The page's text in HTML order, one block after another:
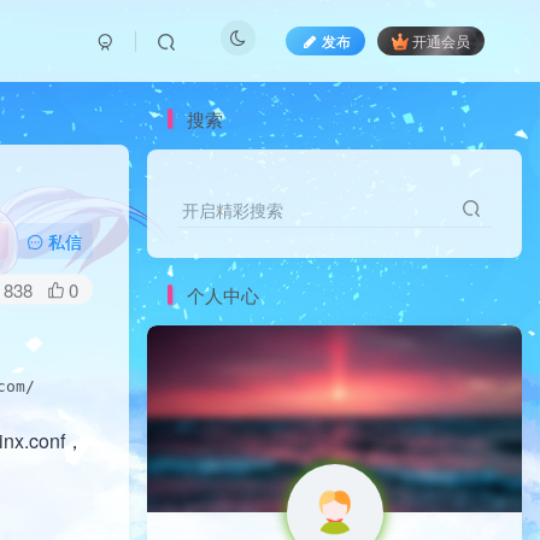
发布 开通会员
私信
838 0
http://www.guanbao168.com
，
搜索
开启精彩搜索
个人中心